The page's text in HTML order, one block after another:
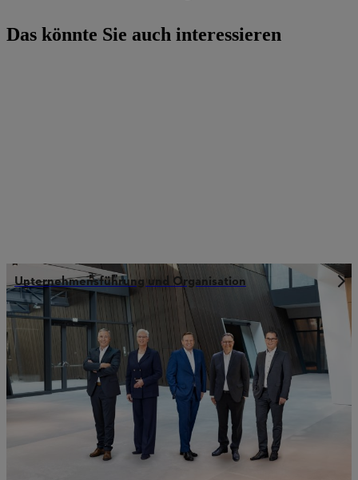
Das könnte Sie auch interessieren
Unternehmensführung und Organisation